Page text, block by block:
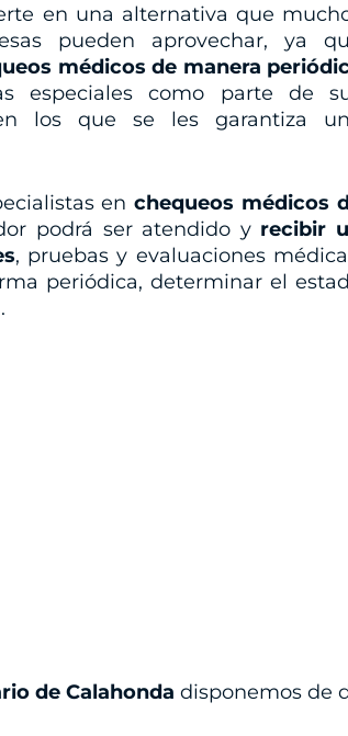
en una alternativa que
pueden aprovechar, ya
médicos de manera
especiales como parte de
los que se les garantiza
enchequeos médicos
podrá ser atendido y recibir
, pruebas y evaluaciones
periódica, determinar el
de Calahonda disponemos de